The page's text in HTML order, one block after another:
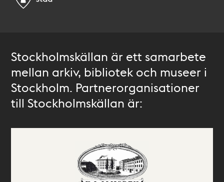
Stockholmskällan är ett samarbete
mellan arkiv, bibliotek och museer i
Stockholm. Partnerorganisationer
till Stockholmskällan är: